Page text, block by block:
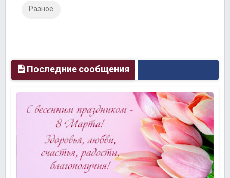
Разное
Последние сообщения